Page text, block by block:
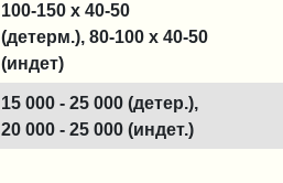
100-150 x 40-50
(детерм.), 80-100 x 40-50
(индет)
15 000 - 25 000 (детер.),
20 000 - 25 000 (индет.)